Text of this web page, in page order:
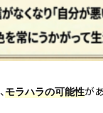
モラハラの可能性が